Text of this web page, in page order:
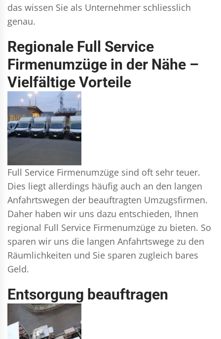
das wissen Sie als Unternehmer schliesslich
genau.
Regionale Full Service
Firmenumzüge in der Nähe –
Vielfältige Vorteile
Full Service Firmenumzüge sind oft sehr teuer.
Dies liegt allerdings häufig auch an den langen
Anfahrtswegen der beauftragten Umzugsfirmen.
Daher haben wir uns dazu entschieden, Ihnen
regional Full Service Firmenumzüge zu bieten. So
sparen wir uns die langen Anfahrtswege zu den
Räumlichkeiten und Sie sparen zugleich bares
Geld.
Entsorgung beauftragen